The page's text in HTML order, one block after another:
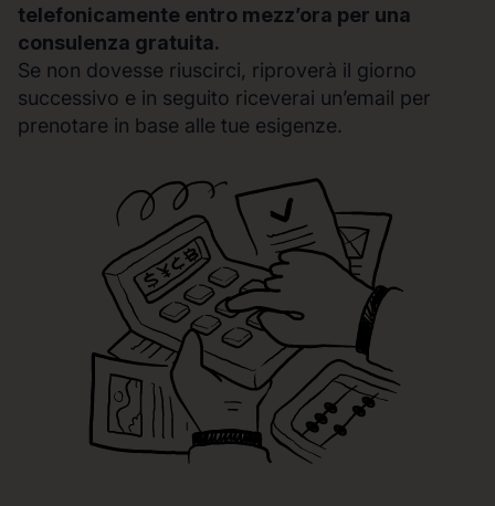
telefonicamente entro mezz’ora per una
consulenza gratuita.
Se non dovesse riuscirci, riproverà il giorno
successivo e in seguito riceverai un’email per
prenotare in base alle tue esigenze.